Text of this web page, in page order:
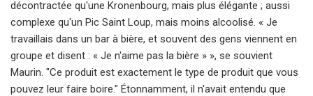
décontractée qu'une Kronenbourg, mais plus élégante ; aussi
complexe qu'un Pic Saint Loup, mais moins alcoolisé. « Je
travaillais dans un bar à bière, et souvent des gens viennent en
groupe et disent : « Je n'aime pas la bière » », se souvient
Maurin. "Ce produit est exactement le type de produit que vous
pouvez leur faire boire." Étonnamment, il n'avait entendu que